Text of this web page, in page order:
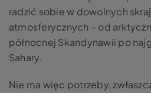
radzić sobie w dowolnych
atmosferycznych – od
północnej Skandynawii po
Sahary.
Nie ma więc potrzeby,